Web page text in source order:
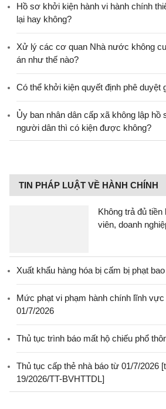
Hồ sơ khởi kiện hành vi hành chính
lại hay không?
Xử lý các cơ quan Nhà nước không
án như thế nào?
Có thể khởi kiện quyết định phê duyệt
Ủy ban nhân dân cấp xã không lập hồ
người dân thì có kiện được không?
TIN PHÁP LUẬT VỀ HÀNH CHÍNH
Không trả đủ
viên, doanh
Xuất khẩu hàng hóa bị cấm bị phạt
Mức phạt vi phạm hành chính lĩnh
01/7/2026
Thủ tục trình báo mất hộ chiếu phổ
Thủ tục cấp thẻ nhà báo từ 01/7/2026
19/2026/TT-BVHTTDL]